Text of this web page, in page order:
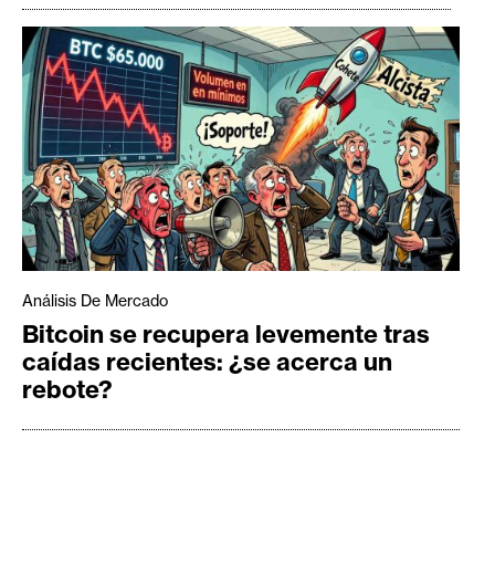
Análisis De Mercado
Bitcoin se recupera levemente tras
caídas recientes: ¿se acerca un
rebote?